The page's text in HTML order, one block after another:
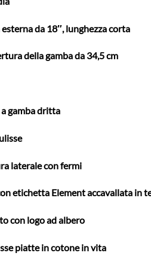
da 18″, lunghezza corta
della gamba da 34,5 cm
gamba dritta
laterale con fermi
etichetta Element accavallata in
con logo ad albero
piatte in cotone in vita